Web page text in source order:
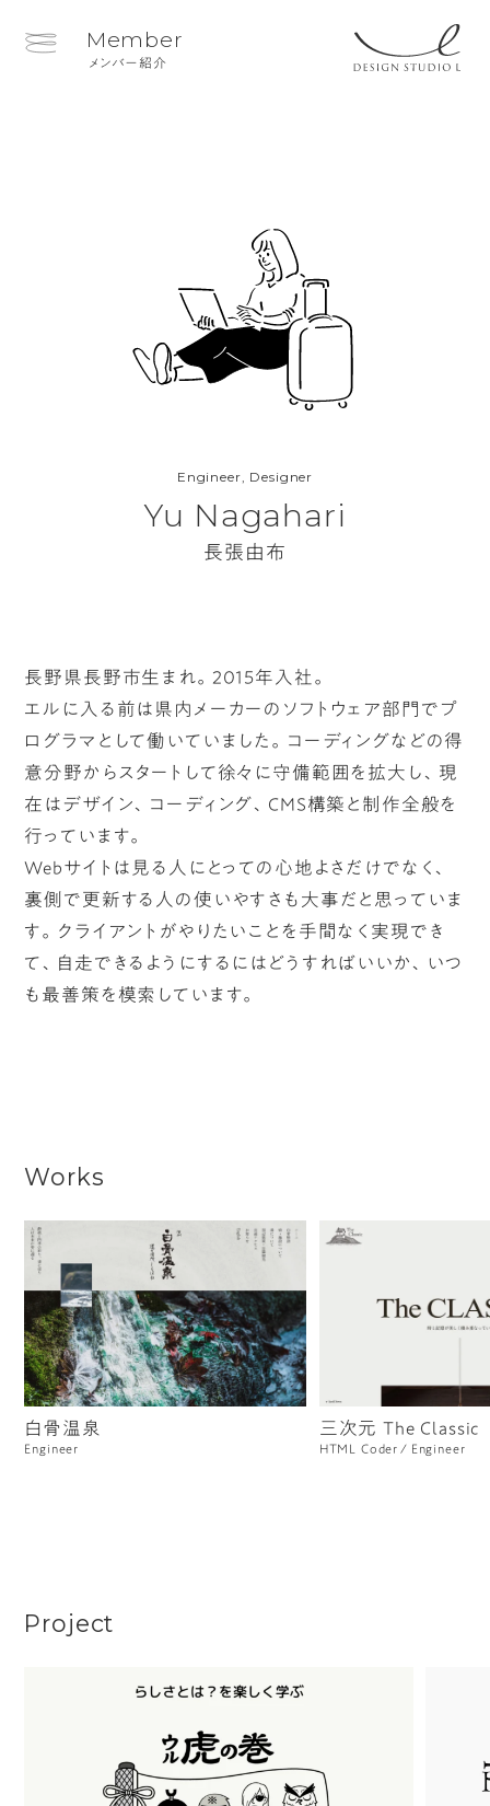
Member
メンバー紹介
Engineer, Designer
Yu Nagahari
長張由布
長野県長野市生まれ。2015年入社。
エルに入る前は県内メーカーのソフトウェア部門でプ
ログラマとして働いていました。コーディングなどの得
意分野からスタートして徐々に守備範囲を拡大し、現
在はデザイン、コーディング、CMS構築と制作全般を
行っています。
Webサイトは見る人にとっての心地よさだけでなく、
裏側で更新する人の使いやすさも大事だと思っていま
す。クライアントがやりたいことを手間なく実現でき
て、自走できるようにするにはどうすればいいか、いつ
も最善策を模索しています。
Works
白骨温泉
Engineer
三次元 The Classic
HTML Coder Engineer
Project